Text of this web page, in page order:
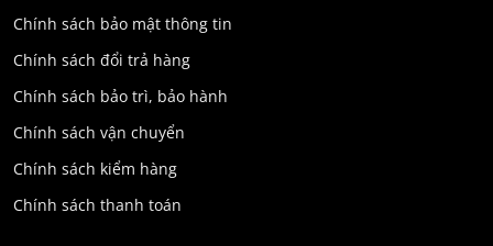
Chính sách bảo mật thông tin
Chính sách đổi trả hàng
Chính sách bảo trì, bảo hành
Chính sách vận chuyển
Chính sách kiểm hàng
Chính sách thanh toán